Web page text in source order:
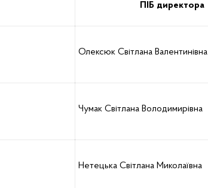
ПІБ директора
Олексюк Світлана Валентинівна
Чумак Світлана Володимирівна
Нетецька Світлана Миколаївна